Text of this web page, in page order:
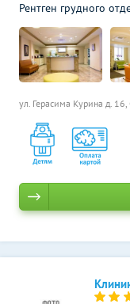
ул. Герасима Курина д. 16,
Рентген грудного